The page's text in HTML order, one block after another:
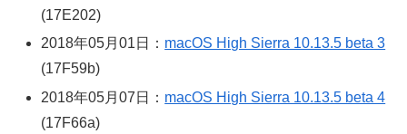
(17E202)
2018年05月01日： macOS High Sierra 10.13.5 beta 3
(17F59b)
2018年05月07日： macOS High Sierra 10.13.5 beta 4
(17F66a)